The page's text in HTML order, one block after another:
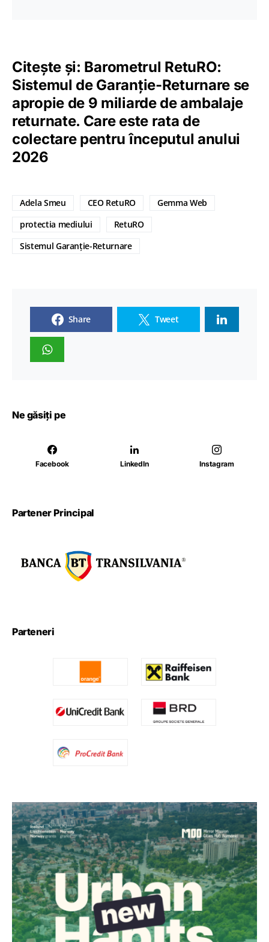
Citește și: Barometrul RetuRO:
Sistemul de Garanție-Returnare se
apropie de 9 miliarde de ambalaje
returnate. Care este rata de
colectare pentru începutul anului
2026
Adela Smeu CEO RetuRO
Gemma Web
protectia mediului
RetuRO
Sistemul Garanție-Returnare
Share Tweet
Ne găsiți pe
Facebook LinkedIn Instagram
Partener Principal
Parteneri